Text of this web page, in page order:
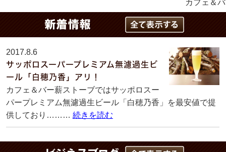
カフェ＆バーをお
2017.8.6
サッポロスーパープレミアム無濾過生ビ
ール「白穂乃香」アリ！
カフェ＆バー薪ストーブではサッポロスー
パープレミアム無濾過生ビール「白穂乃香」を最安値で提
供しており……… 続きを読む